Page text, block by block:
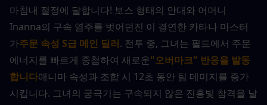
마침내 절정에 달합니다! 보스 형태의 안대와 어머니
Inanna의 구속 염주를 벗어던진 이 결연한 카타나 마스터
가주문 속성 S급 메인 딜러. 전투 중, 그녀는 필드에서 주문
에너지를 빠르게 중첩하여 새로운"오버마크" 반응을 발동
합니다애니마 속성과 조합 시 12초 동안 팀 데미지를 증가
시킵니다. 그녀의 궁극기는 구속되지 않은 진홍빛 참격을 날